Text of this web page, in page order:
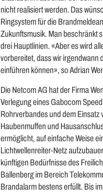
nicht realisiert werden. Das
Ringsystem für die
Zukunftsmusik. Man beschränkt
drei Hauptlinien. «Aber es wird
vorbereitet, dass wir irgendwann
einführen können», so Adrian
Die Netcom AG hat der Firma
Verlegung eines Gabocom
Rohrverbandes und dem Einsatz
Haubenmuffen und
ermöglicht, auf einfache Weise
Lichtwellenreiter-Netz
künftigen Bedürfnisse des
Ballenberg im Bereich
Brandalarm bestens erfüllt. Bis